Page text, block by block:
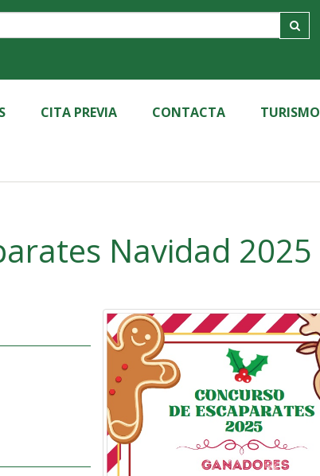
CITA PREVIA CONTACTA TURISMO
Navidad 2025